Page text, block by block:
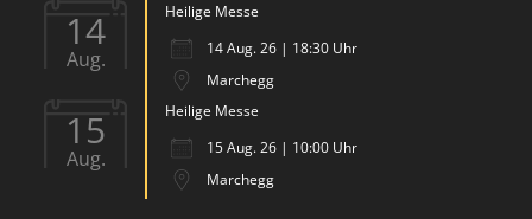
14
Aug.
Heilige Messe
14 Aug. 26 | 18:30 Uhr
Marchegg
15
Aug.
Heilige Messe
15 Aug. 26 | 10:00 Uhr
Marchegg